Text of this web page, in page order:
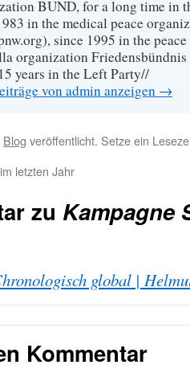
BUND, for a long time in
in the medical peace
since 1995 in the
organization
years in the Left Party//
von admin anzeigen →
Blog veröffentlicht. Setze ein
letzten Jahr
zu Kampagne
global |
Kommentar